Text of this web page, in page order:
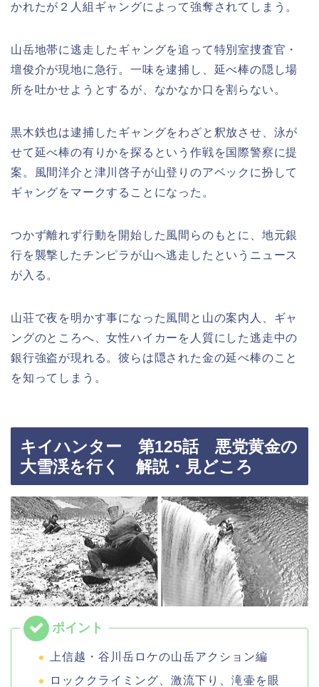
かれたが２人組ギャングによって強奪されてしまう。
山岳地帯に逃走したギャングを追って特別室捜査官・
壇俊介が現地に急行。一味を逮捕し、延べ棒の隠し場
所を吐かせようとするが、なかなか口を割らない。
黒木鉄也は逮捕したギャングをわざと釈放させ、泳が
せて延べ棒の有りかを探るという作戦を国際警察に提
案。風間洋介と津川啓子が山登りのアベックに扮して
ギャングをマークすることになった。
つかず離れず行動を開始した風間らのもとに、地元銀
行を襲撃したチンピラが山へ逃走したというニュース
が入る。
山荘で夜を明かす事になった風間と山の案内人、ギャ
ングのところへ、女性ハイカーを人質にした逃走中の
銀行強盗が現れる。彼らは隠された金の延べ棒のこと
を知ってしまう。
キイハンター 第125話 悪党黄金の
大雪渓を行く 解説・見どころ
上信越・谷川岳ロケの山岳アクション編
ロッククライミング、激流下り、滝壷を眼